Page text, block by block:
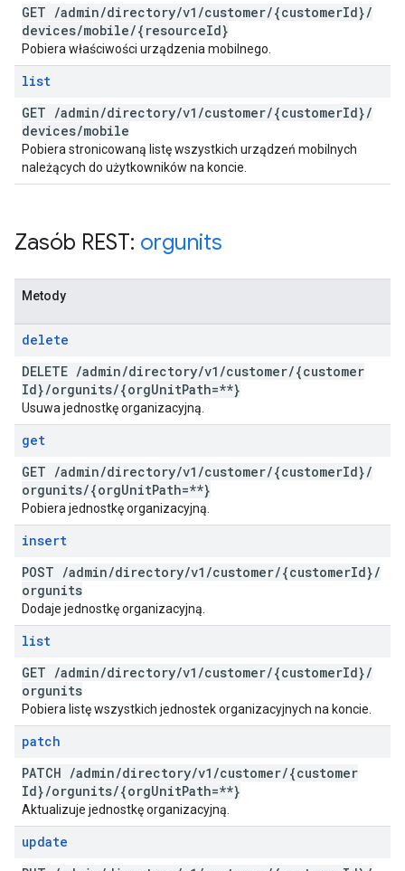
GET /admin/directory/v1 /customer/{customerId}/
devices/mobile/{resourceId}
Pobiera właściwości urządzenia mobilnego.
list
GET /admin/directory/v1 /customer/{customerId}/
devices/mobile
Pobiera stronicowaną listę wszystkich urządzeń mobilnych
należących do użytkowników na koncie.
Zasób REST: orgunits
Metody
delete
DELETE /admin/directory/v1 /customer/{customer
Id}/orgunits/{orgUnitPath=**}
Usuwa jednostkę organizacyjną.
get
GET /admin/directory/v1 /customer/{customerId}/
orgunits/{orgUnitPath=**}
Pobiera jednostkę organizacyjną.
insert
POST /admin/directory/v1 /customer/{customerId}/
orgunits
Dodaje jednostkę organizacyjną.
list
GET /admin/directory/v1 /customer/{customerId}/
orgunits
Pobiera listę wszystkich jednostek organizacyjnych na koncie.
patch
PATCH /admin/directory/v1 /customer/{customer
Id}/orgunits/{orgUnitPath=**}
Aktualizuje jednostkę organizacyjną.
update